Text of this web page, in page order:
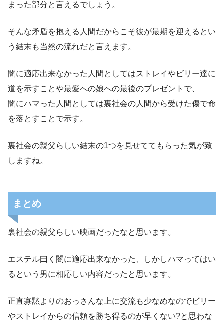
まった部分と言えるでしょう。
そんな矛盾を抱える人間だからこそ彼が最期を迎えるとい
う結末も当然の流れだと言えます。
闇に適応出来なかった人間としてはストレイやビリー達に
道を示すことや最愛への娘への最後のプレゼントで、
闇にハマった人間としては裏社会の人間から受けた傷で命
を落とすことで示す。
裏社会の親父らしい結末の1つを見せててもらった気が致
しますね。
まとめ
裏社会の親父らしい映画だったなと思います。
エステル曰く闇に適応出来なかった、しかしハマってはい
るという男に相応しい内容だったと思います。
正直寡黙よりのおっさんな上に交流も少なめなのでビリー
やストレイからの信頼を勝ち得るのが早くない?と思わな